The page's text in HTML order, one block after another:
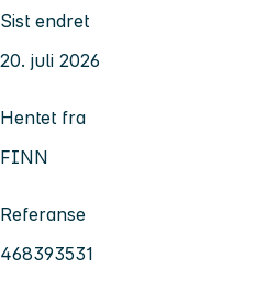
Sist endret
20. juli 2026
Hentet fra
FINN
Referanse
468393531